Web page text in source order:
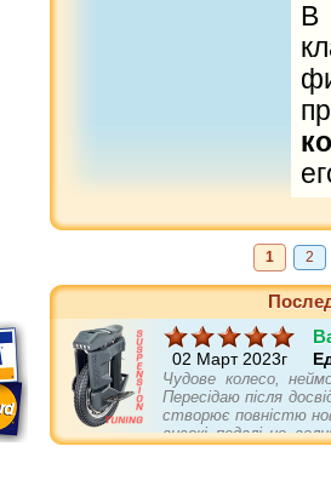
В
1 2
02 Март 2023г
Чудове колесо,
Пересідаю після
створює повністю
високі педалі це